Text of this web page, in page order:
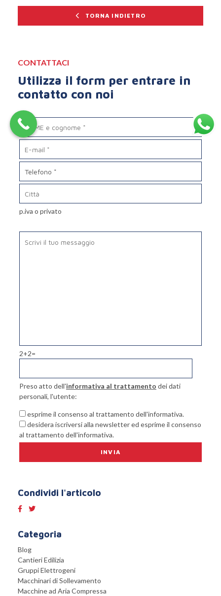
TORNA INDIETRO
CONTATTACI
Utilizza il form per entrare in
contatto con noi
p.iva o privato
2+2=
Preso atto dell'informativa al trattamento dei dati
personali, l'utente:
esprime il consenso al trattamento dell'informativa.
desidera iscriversi alla newsletter ed esprime il consenso
al trattamento dell'informativa.
Condividi l'articolo
Categoria
Blog
Cantieri Edilizia
Gruppi Elettrogeni
Macchinari di Sollevamento
Macchine ad Aria Compressa